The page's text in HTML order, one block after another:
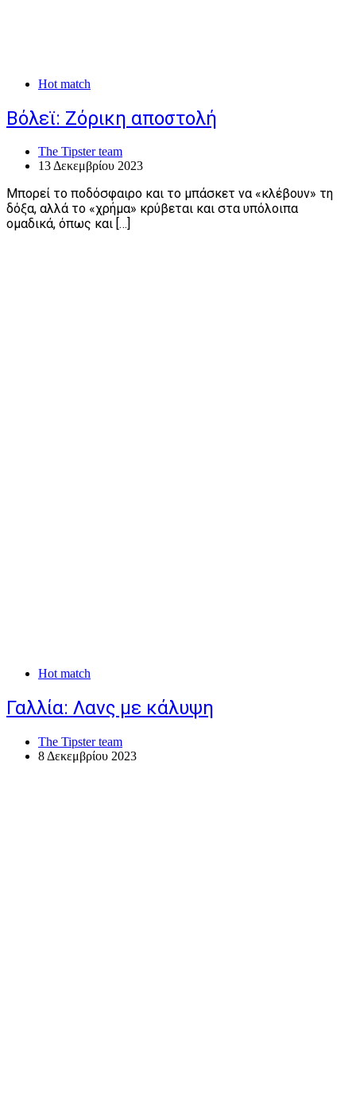
Hot match
Βόλεϊ: Ζόρικη αποστολή
The Tipster team
13 Δεκεμβρίου 2023
Μπορεί το ποδόσφαιρο και το μπάσκετ να «κλέβουν» τη
δόξα, αλλά το «χρήμα» κρύβεται και στα υπόλοιπα
ομαδικά, όπως και […]
Hot match
Γαλλία: Λανς με κάλυψη
The Tipster team
8 Δεκεμβρίου 2023